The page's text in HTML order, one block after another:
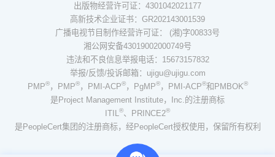
出版物经营许可证：4301042021177
高新技术企业证书：GR202143001539
广播电视节目制作经营许可证： (湘)字00833号
湘公网安备43019002000749号
违法和不良信息举报电话：15673157832
举报/反馈/投诉邮箱：ujigu@ujigu.com
PMP®，PMP®，PMI-ACP®，PgMP®，PMI-ACP®和PMBOK®
是Project Management Institute，Inc.的注册商标
ITIL®、PRINCE2®
是PeopleCert集团的注册商标，经PeopleCert授权使用，保留所有权利